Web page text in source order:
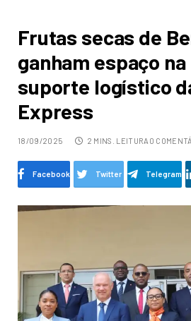
Frutas secas de
ganham espaço
suporte logístico
Express
18/09/2025 2 MINS. LEITURA 0
Facebook Twitter Telegram